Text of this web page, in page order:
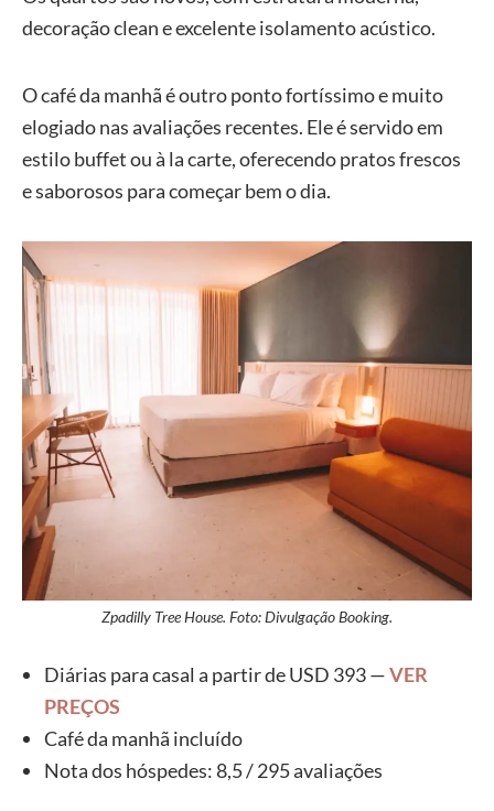
decoração clean e excelente isolamento acústico.
O café da manhã é outro ponto fortíssimo e muito
elogiado nas avaliações recentes. Ele é servido em
estilo buffet ou à la carte, oferecendo pratos frescos
e saborosos para começar bem o dia.
Zpadilly Tree House. Foto: Divulgação Booking.
Diárias para casal a partir de USD 393 —VER
PREÇOS
Café da manhã incluído
Nota dos hóspedes: 8,5 / 295 avaliações